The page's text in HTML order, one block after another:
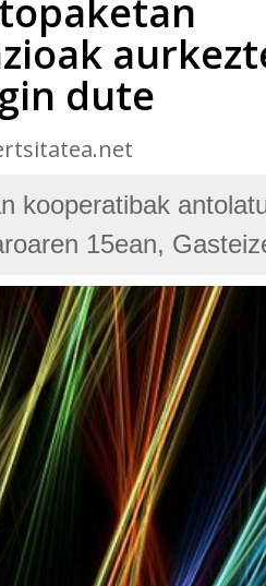
dute
kooperatibak
15ean,